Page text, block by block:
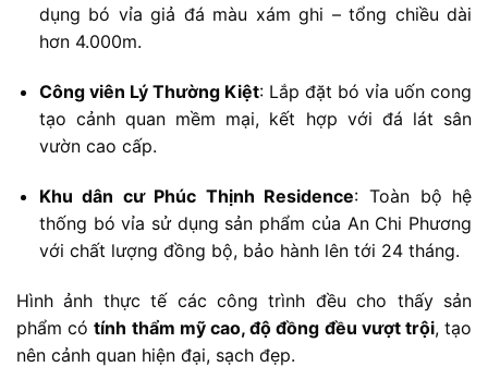
dụng bó vỉagiả đá màu xámghi –tổng chiềudài
hơn 4.000m.
Công viên Lý Thường Kiệt: Lắp đặt bóvỉa uốncong
tạo cảnhquan mềm mại, kết hợp với đá lát sân
vườn cao cấp.
Khudân cư Phúc Thịnh Residence: Toàn bộ hệ
thống bóvỉa sử dụng sản phẩm của An Chi Phương
với chất lượng đồng bộ, bảo hành lên tới 24 tháng.
Hìnhảnh thựctế cáccôngtrình đềucho thấy sản
phẩmcótính thẩm mỹ cao,độđồng đều vượt trội,tạo
nên cảnh quan hiện đại, sạch đẹp.